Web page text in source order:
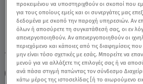
TAGS: ΖΩΔΙΑ ΣΗΜΕΡΑ ΥΔΡΟΧΟΟΣ
ΖΩΔΙΑ ΑΣΗ ΜΠΗΛΙΟΥ
ΖΩΔΙΑ ΑΣΗ
προκειμένου να υποστηριχθούν οι σκοποί που
για τους οποίους εμείς και οι συνεργάτες μας
δεδομένα με σκοπό την παροχή υπηρεσιών. Αν
όλων ή αποσύρετε τη συγκατάθεσή σας, οι εν
απενεργοποιηθούν. Αν απενεργοποιηθούν οι
περιεχόμενο και κάποιες από τις διαφημίσεις που
μην είναι τόσο σχετικές με εσάς. Μπορείτε να
μενού για να αλλάξετε τις επιλογές σας ή να
ανά πάσα στιγμή πατώντας τον σύνδεσμο
κάτω μέρος της ιστοσελίδας [ή το αιωρούμενο